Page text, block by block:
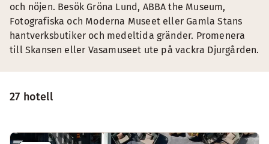
27 hotell
och nöjen. Besök Gröna Lund, ABBA the Museum,
Fotografiska och Moderna Museet eller Gamla Stans
hantverksbutiker och medeltida gränder. Promenera
till Skansen eller Vasamuseet ute på vackra Djurgården.